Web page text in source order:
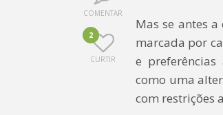
COMENTAR
2
CURTIR
Mas se antes
marcada por
e preferências
como uma
com restrições